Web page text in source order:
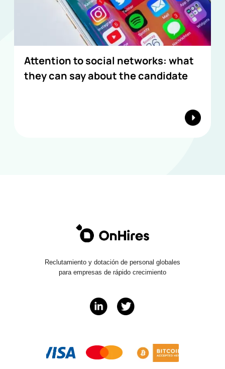
Attention to social networks: what
they can say about the candidate
Reclutamiento y dotación de personal globales
para empresas de rápido crecimiento